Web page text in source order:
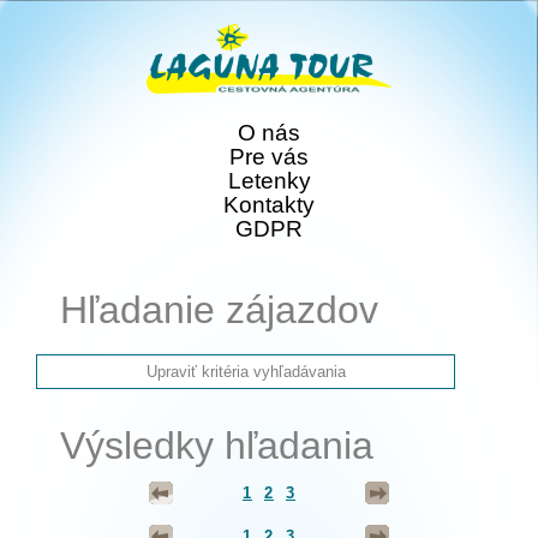
O nás
Pre vás
Letenky
Kontakty
GDPR
Hľadanie zájazdov
Výsledky hľadania
1 2 3